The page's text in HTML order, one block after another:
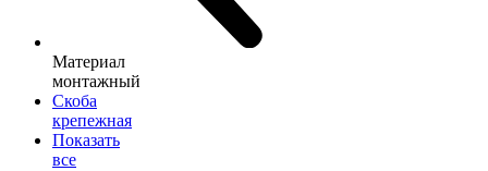
Материал
монтажный
Скоба
крепежная
Показать
все